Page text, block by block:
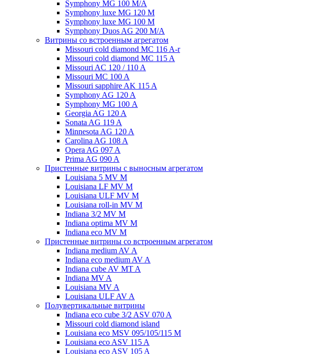
Symphony MG 100 M/А
Symphony luxe MG 120 M
Symphony luxe MG 100 M
Symphony Duos AG 200 M/A
Витрины со встроенным агрегатом
Missouri cold diamond MC 116 A-r
Missouri cold diamond MC 115 A
Missouri AC 120 / 110 A
Missouri MC 100 A
Missouri sapphire AK 115 A
Symphony AG 120 A
Symphony MG 100 А
Georgia AG 120 A
Sonata AG 119 A
Minnesota AG 120 A
Carolina AG 108 A
Opera AG 097 A
Prima AG 090 A
Пристенные витрины с выносным агрегатом
Louisiana 5 MV M
Louisiana LF MV M
Louisiana ULF MV M
Louisiana roll-in MV M
Indiana 3/2 MV M
Indiana optima MV M
Indiana eco MV M
Пристенные витрины со встроенным агрегатом
Indiana medium AV A
Indiana eco medium AV A
Indiana cube AV MT A
Indiana MV A
Louisiana MV A
Louisiana ULF AV A
Полувертикальные витрины
Indiana eco cube 3/2 ASV 070 A
Missouri cold diamond island
Louisiana eco MSV 095/105/115 M
Louisiana eco ASV 115 A
Louisiana eco ASV 105 A